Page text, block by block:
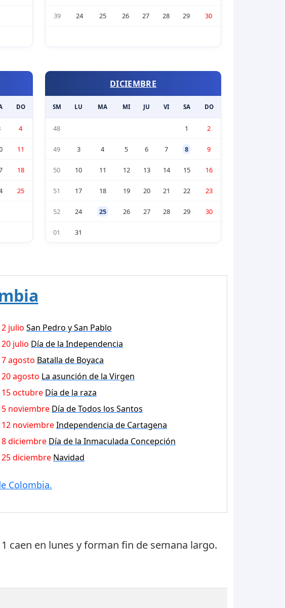
39 24 25 26 27 28 29 30
DO
4
11
18
25
DICIEMBRE
SM LU MA MI JU VI SA DO
48 1 2
49 3 4 5 6 7 8 9
50 10 11 12 13 14 15 16
51 17 18 19 20 21 22 23
52 24 25 26 27 28 29 30
01 31
2 julio San Pedro y San Pablo
20 julio Día de la Independencia
7 agosto Batalla de Boyaca
20 agosto La asunción de la Virgen
15 octubre Día de la raza
5 noviembre Día de Todos los Santos
12 noviembreIndependencia de Cartagena
8 diciembre Día de la Inmaculada Concepción
25 diciembre Navidad
Colombia.
caen en lunes y forman fin de semana largo.